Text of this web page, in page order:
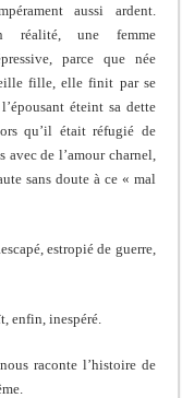
aussi ardent.
réalité, une femme
parce que née
fille, elle finit par se
éteint sa dette
qu’il était réfugié de
avec de l’amour charnel,
sans doute à ce « mal
estropié de guerre,
enfin, inespéré.
raconte l’histoire de